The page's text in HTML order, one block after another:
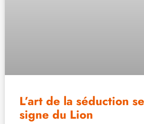
L’art de la séduction
signe du Lion